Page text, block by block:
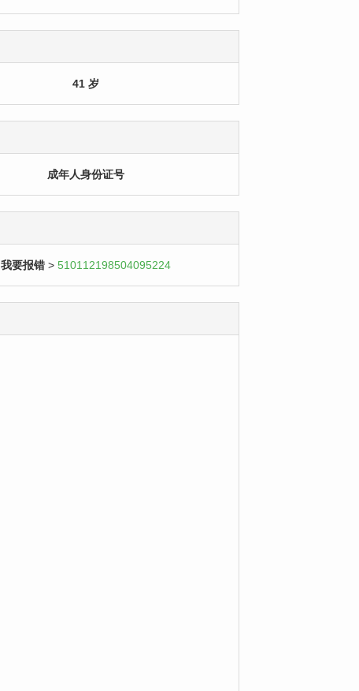
41 岁
成年人身份证号
我要报错 > 510112198504095224